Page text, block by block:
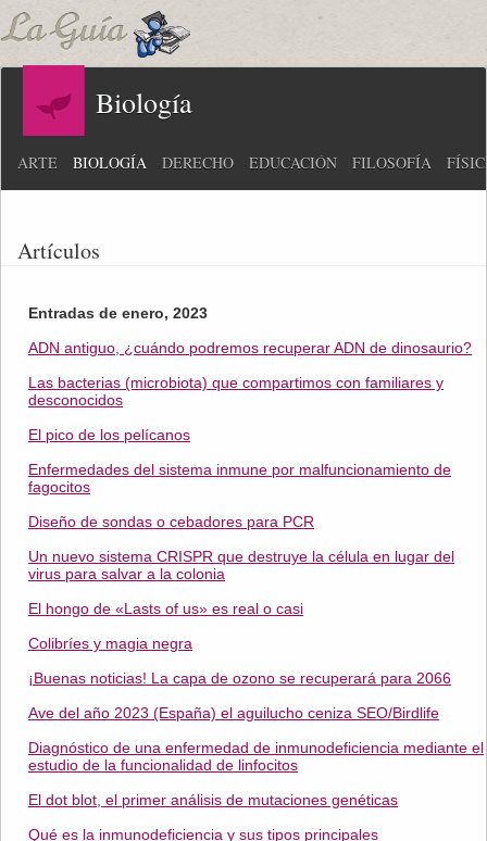
Biología
ARTE BIOLOGÍA DERECHO EDUCACIÓN FILOSOFÍA
Artículos
Entradas de enero, 2023
ADN antiguo, ¿cuándo podremos recuperar ADN de dinosaurio?
Las bacterias (microbiota) que compartimos con familiares y
desconocidos
El pico de los pelícanos
Enfermedades del sistema inmune por malfuncionamiento de
fagocitos
Diseño de sondas o cebadores para PCR
Un nuevo sistema CRISPR que destruye la célula en lugar del
virus para salvar a la colonia
El hongo de «Lasts of us» es real o casi
Colibríes y magia negra
¡Buenas noticias! La capa de ozono se recuperará para 2066
Ave del año 2023 (España) el aguilucho ceniza SEO/Birdlife
Diagnóstico de una enfermedad de inmunodeficiencia mediante el
estudio de la funcionalidad de linfocitos
El dot blot, el primer análisis de mutaciones genéticas
Qué es la inmunodeficiencia y sus tipos principales